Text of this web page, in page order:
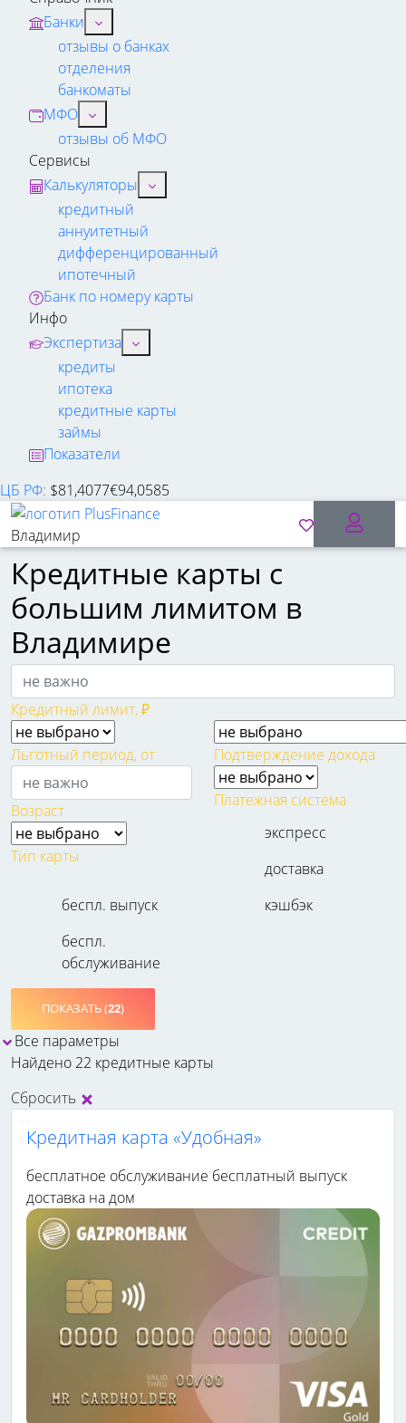
Банки
отзывы о банках
отделения
банкоматы
МФО
отзывы об МФО
Сервисы
Калькуляторы
кредитный
аннуитетный
дифференцированный
ипотечный
Банк по номеру карты
Инфо
Экспертиза
кредиты
ипотека
кредитные карты
займы
Показатели
ЦБ РФ: $81,4077€94,0585
Владимир
Кредитные карты с
большим лимитом в
Владимире
Кредитный лимит, ₽
Льготный период, от Подтверждение дохода
Возраст
Платежная система
Тип карты
экспресс
доставка
беспл. выпуск
беспл.
обслуживание
кэшбэк
ПОКАЗАТЬ (22)
Все параметры
Найдено 22 кредитные карты
Сбросить
Кредитная карта «Удобная»
бесплатное обслуживание бесплатный выпуск
доставка на дом